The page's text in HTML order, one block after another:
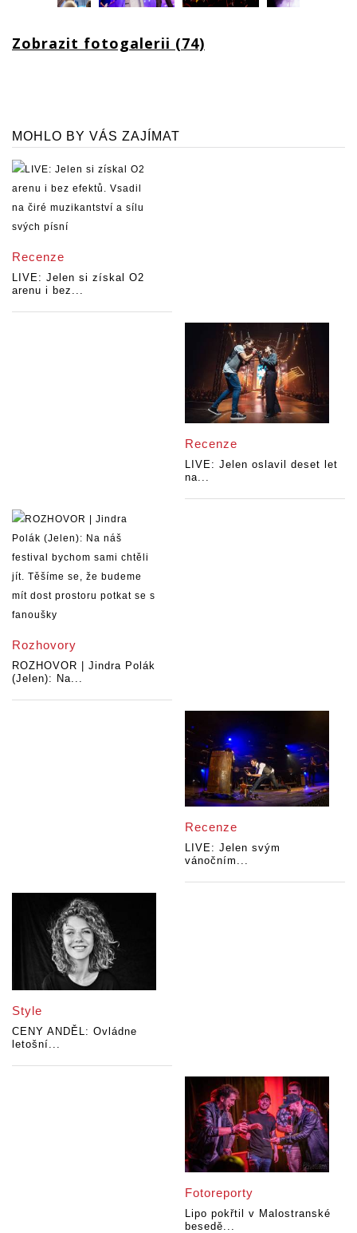
Zobrazit fotogalerii (74)
MOHLO BY VÁS ZAJÍMAT
Recenze
LIVE: Jelen si získal O2
arenu i bez...
Recenze
LIVE: Jelen oslavil deset let
na...
Rozhovory
ROZHOVOR | Jindra Polák
(Jelen): Na...
Recenze
LIVE: Jelen svým
vánočním...
Style
CENY ANDĚL: Ovládne
letošní...
Fotoreporty
Lipo pokřtil v Malostranské
besedě...